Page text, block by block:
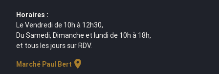
Horaires :
Le Vendredi de 10h à 12h30,
Du Samedi, Dimanche et lundi de 10h à 18h,
et tous les jours sur RDV.
Marché Paul Bert location_on